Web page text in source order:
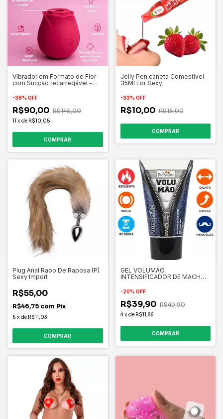
Vibrador em Formato de Flor
com Sucção recarregável -
-38% OFF
R$90,00 R$145,00
11 xde R$10,05
Jelly Pen caneta Comestível
35Ml For Sexy
-33% OFF
R$10,00 R$15,00
COMPRAR
Plug Anal Rabo De Raposa (P)
Sexy Import
R$55,00
R$46,75 com Pix
6 xde R$11,03
GEL VOLUMÃO
INTENSIFICADOR DE MACHO
-20% OFF
R$39,90 R$49,90
4xde R$11,86